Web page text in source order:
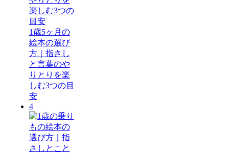
1歳5ヶ月の
絵本の選び
方｜指さし
と言葉のや
りとりを楽
しむ3つの目
安
4